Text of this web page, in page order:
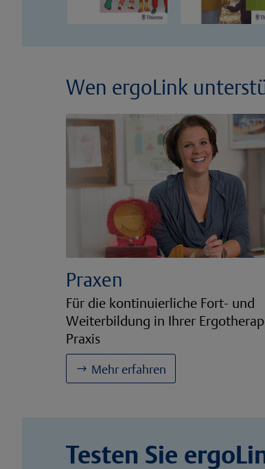
Wen ergoLink
Praxen
Für die kontinuierliche Fort- und
Weiterbildung in Ihrer
Praxis
Mehr erfahren
Testen Sie